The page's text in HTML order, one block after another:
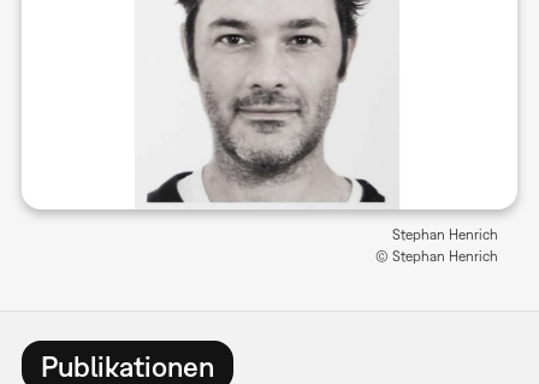
Stephan Henrich
© Stephan Henrich
Publikationen